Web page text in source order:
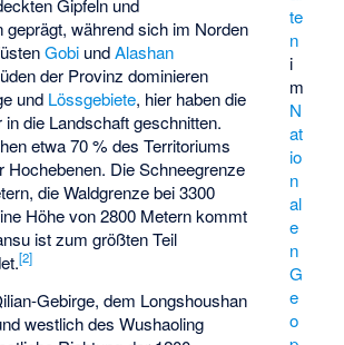
te
n
i
m
N
at
io
n
al
e
n
G
e
o
während sich im Norden
Gobi undAlashan
der Provinz dominieren
und Lössgebiete, hier haben die
in die Landschaft geschnitten.
etwa 70 % des Territoriums
Hochebenen. Die Schneegrenze
die Waldgrenze bei 3300
Höhe von 2800 Metern kommt
ist zum größten Teil
[2]
Gebirge, dem Longshoushan
westlich desWushaoling